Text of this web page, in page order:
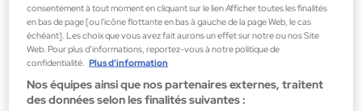
La collection capture nos souvenirs à travers l'Eau de
Toilette.
Découvrir
consentement à tout moment en cliquant sur le lien Afficher toutes les finalités
en bas de page [ou l'icône flottante en bas à gauche de la page Web, le cas
échéant]. Les choix que vous avez fait aurons un effet sur notre ou nos Site
Web. Pour plus d’informations, reportez-vous à notre politique de
confidentialité. Plus d'information
Nos équipes ainsi que nos partenaires externes, traitent
des données selon les finalités suivantes :